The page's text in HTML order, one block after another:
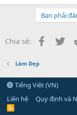
Bạn phải
Chia sẻ:
Làm Đẹp
Tiếng Việt (VN)
Liên hệ
Quy định và
R